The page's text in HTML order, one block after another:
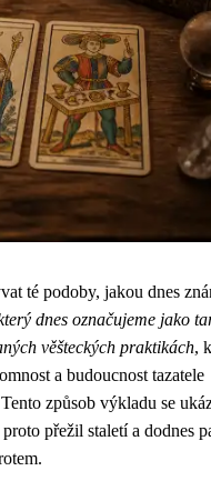
té podoby, jakou dnes
dnes označujeme jako
věšteckých praktikách,
a budoucnost tazatele
způsob výkladu se
přežil staletí a dodnes